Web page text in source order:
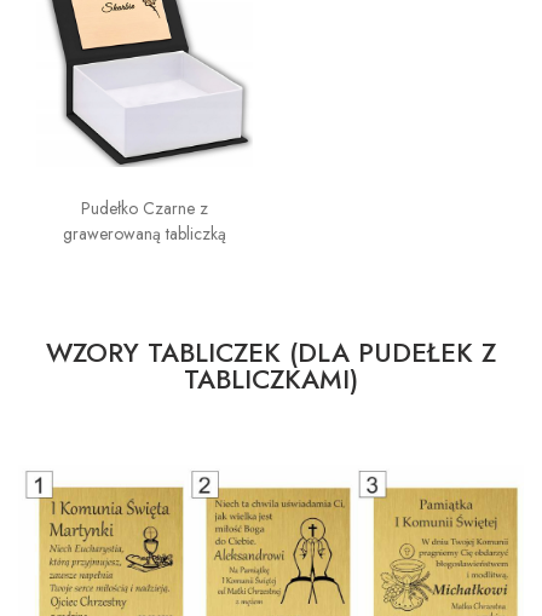
Pudełko Czarne z
grawerowaną tabliczką
WZORY TABLICZEK (DLA PUDEŁEK Z
TABLICZKAMI)